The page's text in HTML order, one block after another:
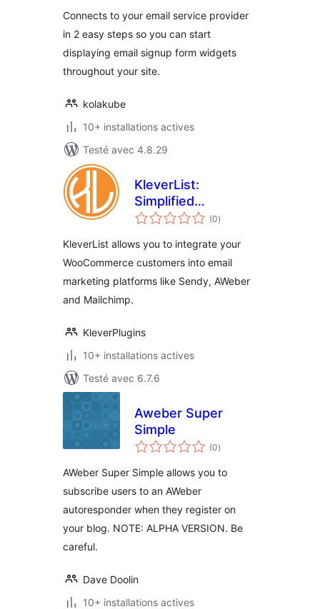
Connects to your email service provider
in 2 easy steps so you can start
displaying email signup form widgets
throughout your site.
kolakube
10+ installations actives
Testé avec 4.8.29
KleverList:
Simplified
WooCommerce
(0notes
en
)
KleverList allows you to integrate your
WooCommerce customers into email
marketing platforms like Sendy, AWeber
and Mailchimp.
KleverPlugins
10+ installations actives
Testé avec 6.7.6
Aweber Super
Simple
(0notes
en
)
AWeber Super Simple allows you to
subscribe users to an AWeber
autoresponder when they register on
your blog. NOTE: ALPHA VERSION. Be
careful.
Dave Doolin
10+ installations actives